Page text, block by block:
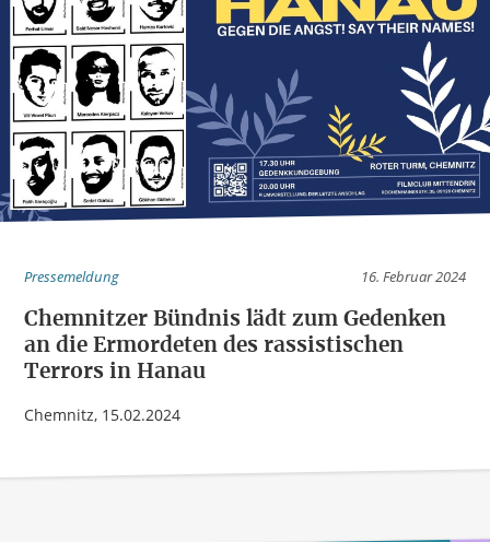
Pressemeldung 16. Februar 2024
Chemnitzer Bündnis lädt zum Gedenken
an die Ermordeten des rassistischen
Terrors in Hanau
Chemnitz, 15.02.2024